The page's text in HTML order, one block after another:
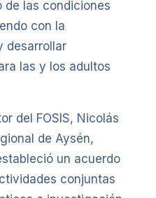
de las condiciones
con la
desarrollar
las y los adultos
del FOSIS, Nicolás
de Aysén,
un acuerdo
conjuntas